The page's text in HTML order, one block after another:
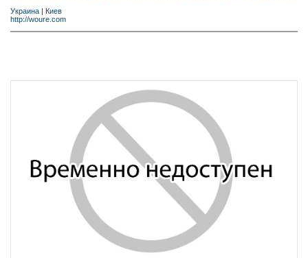
Украина
Киев
http://woure.com